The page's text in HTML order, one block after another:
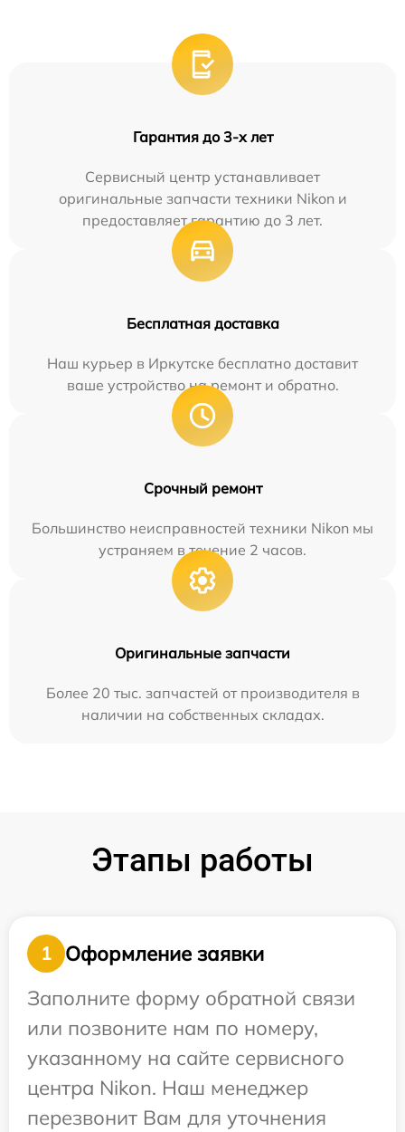
Гарантия до 3-х лет
Сервисный центр устанавливает
оригинальные запчасти техники Nikon и
предоставляет гарантию до 3 лет.
Бесплатная доставка
Наш курьер в Иркутске бесплатно доставит
ваше устройство на ремонт и обратно.
Срочный ремонт
Большинство неисправностей техники Nikon мы
устраняем в течение 2 часов.
Оригинальные запчасти
Более 20 тыс. запчастей от производителя в
наличии на собственных складах.
Этапы работы
1
Оформление заявки
Заполните форму обратной связи
или позвоните нам по номеру,
указанному на сайте сервисного
центра Nikon. Наш менеджер
перезвонит Вам для уточнения